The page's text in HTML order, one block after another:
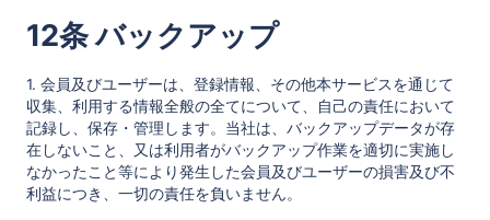
12条 バックアップ
1. 会員及びユーザーは、登録情報、その他本サービスを通じて
収集、利用する情報全般の全てについて、自己の責任において
記録し、保存・管理します。当社は、バックアップデータが存
在しないこと、又は利用者がバックアップ作業を適切に実施し
なかったこと等により発生した会員及びユーザーの損害及び不
利益につき、一切の責任を負いません。